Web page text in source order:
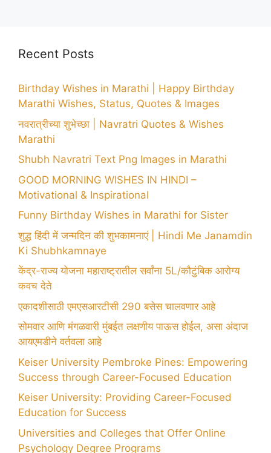
Recent Posts
Birthday Wishes in Marathi | Happy Birthday
Marathi Wishes, Status, Quotes & Images
नवरात्रीच्या शुभेच्छा | Navratri Quotes & Wishes
Marathi
Shubh Navratri Text Png Images in Marathi
GOOD MORNING WISHES IN HINDI –
Motivational & Inspirational
Funny Birthday Wishes in Marathi for Sister
शुद्ध हिंदी में जन्मदिन की शुभकामनाएं | Hindi Me Janamdin
Ki Shubhkamnaye
केंद्र-राज्य योजना महाराष्ट्रातील सर्वांना 5L/कौटुंबिक आरोग्य
कवच देते
एकादशीसाठी एमएसआरटीसी 290 बसेस चालवणार आहे
सोमवार आणि मंगळवारी मुंबईत लक्षणीय पाऊस होईल, असा अंदाज
आयएमडीने वर्तवला आहे
Keiser University Pembroke Pines: Empowering
Success through Career-Focused Education
Keiser University: Providing Career-Focused
Education for Success
Universities and Colleges that Offer Online
Psychology Degree Programs